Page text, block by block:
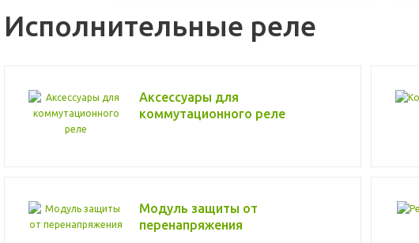
Исполнительные реле
Аксессуары для
коммутационного реле
Модуль защиты от
перенапряжения